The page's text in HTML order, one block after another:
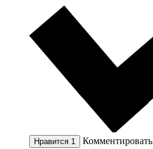
Нравится 1 Комментировать